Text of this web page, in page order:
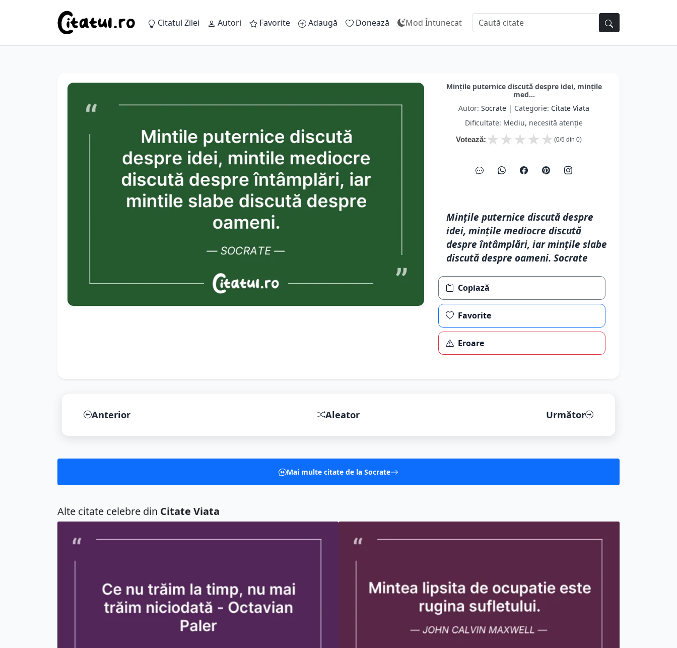
Citatul Zilei Autori Favorite Adaugă Donează Mod Întunecat
Mințile puternice discută despre idei, mințile
med...
Autor: Socrate | Categorie: Citate Viata
Dificultate: Mediu, necesită atenție
Votează: ★
★
★
★
★ (0/5 din 0)
Mințile puternice discută despre
idei, mințile mediocre discută
despre întâmplări, iar mințile slabe
discută despre oameni. Socrate
Copiază
Favorite
Eroare
Anterior Aleator Următor
Mai multe citate de la Socrate
Alte citate celebre din Citate Viata